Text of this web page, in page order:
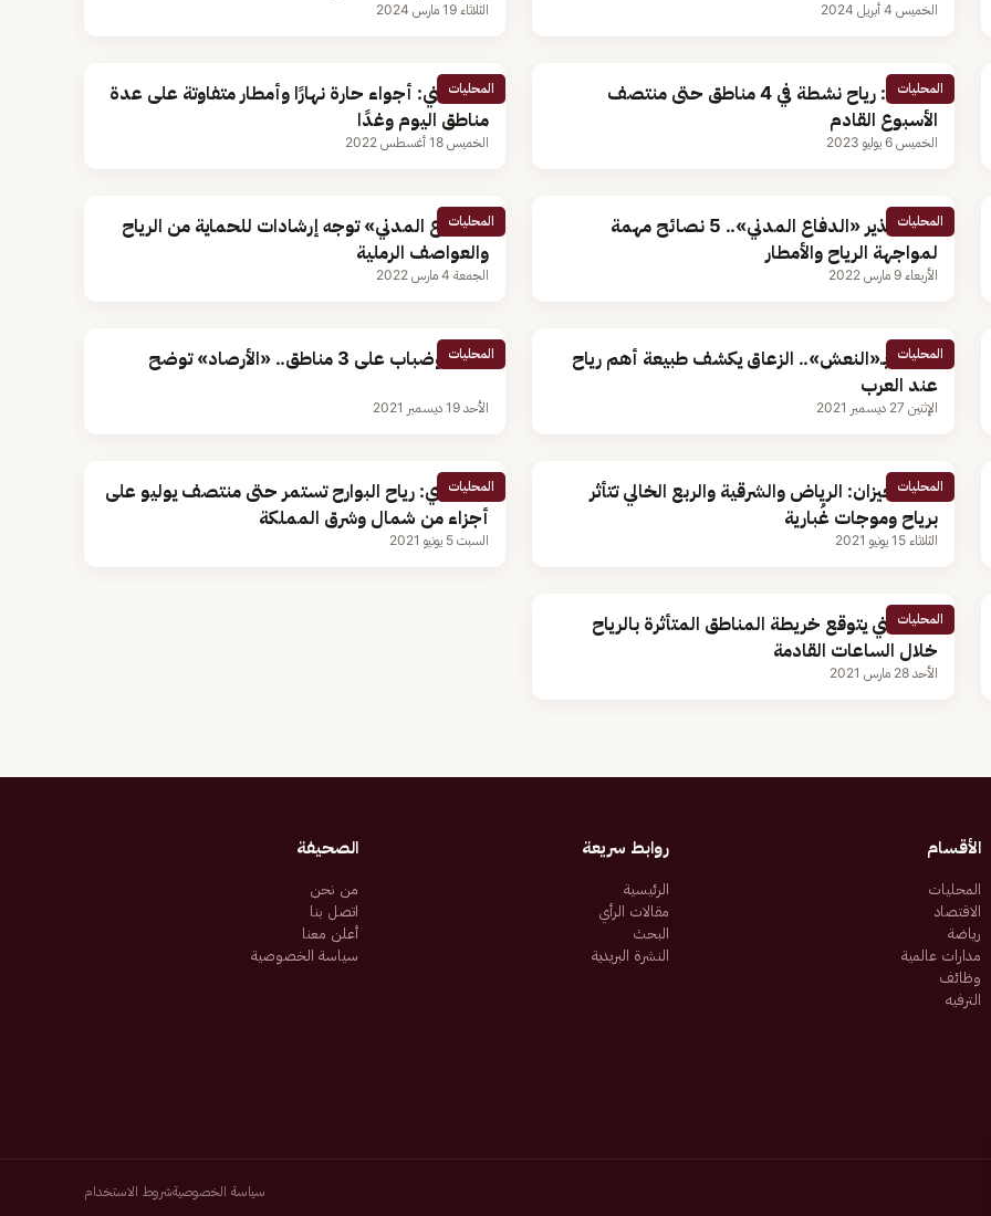
الخميس 4 أبريل 2024 الثلاثاء 19 مارس 2024
المحليات
الأرصاد: رياح نشطة في 4 مناطق حتى منتصف
الأسبوع القادم
الخميس 6 يوليو 2023
المحليات
الحصيني: أجواء حارة نهارًا وأمطار متفاوتة على عدة
مناطق اليوم وغدًا
الخميس 18 أغسطس 2022
المحليات
بعد تحذير «الدفاع المدني».. 5 نصائح مهمة
لمواجهة الرياح والأمطار
الأربعاء 9 مارس 2022
المحليات
«الدفاع المدني» توجه إرشادات للحماية من الرياح
والعواصف الرملية
الجمعة 4 مارس 2022
المحليات
تسمى بـ«النعش».. الزعاق يكشف طبيعة أهم رياح
عند العرب
الإثنين 27 ديسمبر 2021
المحليات
أمطار وضباب على 3 مناطق.. «الأرصاد» توضح
الأحد 19 ديسمبر 2021
المحليات
نزيه الحيزان: الرياض والشرقية والربع الخالي تتأثر
برياح وموجات غُبارية
الثلاثاء 15 يونيو 2021
المحليات
الصخري: رياح البوارح تستمر حتى منتصف يوليو على
أجزاء من شمال وشرق المملكة
السبت 5 يونيو 2021
المحليات
الحصيني يتوقع خريطة المناطق المتأثرة بالرياح
خلال الساعات القادمة
الأحد 28 مارس 2021
الأقسام
المحليات
الاقتصاد
رياضة
مدارات عالمية
وظائف
الترفيه
روابط سريعة
الرئيسية
مقالات الرأي
البحث
النشرة البريدية
الصحيفة
من نحن
اتصل بنا
أعلن معنا
سياسة الخصوصية
سياسة الخصوصيةشروط الاستخدام